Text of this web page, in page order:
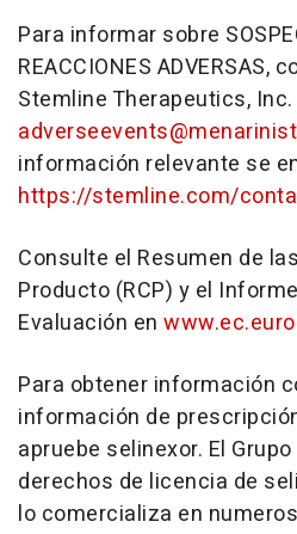
Para informar sobre
REACCIONES ADVERSAS,
Stemline Therapeutics,
información relevante se
https://stemline.com/
Consulte el Resumen de
Producto (RCP) y el
Evaluación en
Para obtener información
información de
apruebe selinexor. El
derechos de licencia de
lo comercializa en